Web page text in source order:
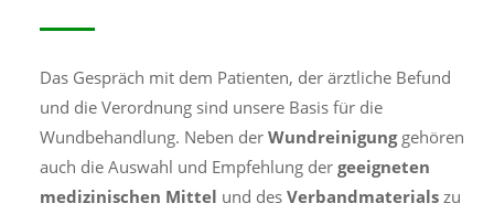
Das Gespräch mit dem Patienten, der ärztliche Befund
und die Verordnung sind unsere Basis für die
Wundbehandlung. Neben der Wundreinigunggehören
auch die Auswahl und Empfehlung der geeigneten
medizinischen Mittel und des Verbandmaterialszu